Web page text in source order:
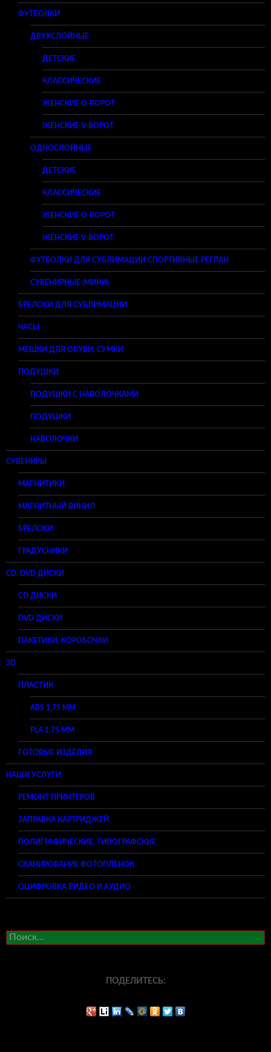
ФУТБОЛКИ
ДВУХСЛОЙНЫЕ
ДЕТСКИЕ
КЛАССИЧЕСКИЕ
ЖЕНСКИЕ O-ВОРОТ
ЖЕНСКИЕ V-ВОРОТ
ОДНОСЛОЙНЫЕ
ДЕТСКИЕ
КЛАССИЧЕСКИЕ
ЖЕНСКИЕ O-ВОРОТ
ЖЕНСКИЕ V-ВОРОТ
ФУТБОЛКИ ДЛЯ СУБЛИМАЦИИ СПОРТИВНЫЕ РЕГЛАН
СУВЕНИРНЫЕ (МИНИ)
БРЕЛОКИ ДЛЯ СУБЛИМАЦИИ
ЧАСЫ
МЕШКИ ДЛЯ ОБУВИ, СУМКИ
ПОДУШКИ
ПОДУШКИ С НАВОЛОЧКАМИ
ПОДУШКИ
НАВОЛОЧКИ
СУВЕНИРЫ
МАГНИТИКИ
МАГНИТНЫЙ ВИНИЛ
БРЕЛОКИ
ГРАДУСНИКИ
CD, DVD ДИСКИ
CD ДИСКИ
DVD ДИСКИ
ПАКЕТИКИ, КОРОБОЧКИ
3D
ПЛАСТИК
ABS 1,75 ММ
PLA 1,75 ММ
ГОТОВЫЕ ИЗДЕЛИЯ
НАШИ УСЛУГИ
РЕМОНТ ПРИНТЕРОВ
ЗАПРАВКА КАРТРИДЖЕЙ
ПОЛИГРАФИЧЕСКИЕ, ТИПОГРАФСКИЕ
СКАНИРОВАНИЕ ФОТОПЛЕНОК
ОЦИФРОВКА ВИДЕО И АУДИО
Найти:
ПОДЕЛИТЕСЬ: